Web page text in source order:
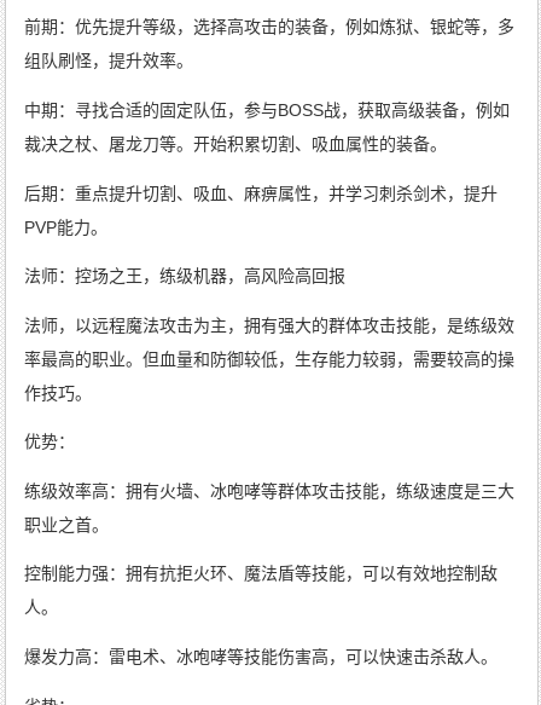
前期：优先提升等级，选择高攻击的装备，例如炼狱、银蛇等，多
组队刷怪，提升效率。
中期：寻找合适的固定队伍，参与BOSS战，获取高级装备，例如
裁决之杖、屠龙刀等。开始积累切割、吸血属性的装备。
后期：重点提升切割、吸血、麻痹属性，并学习刺杀剑术，提升
PVP能力。
法师：控场之王，练级机器，高风险高回报
法师，以远程魔法攻击为主，拥有强大的群体攻击技能，是练级效
率最高的职业。但血量和防御较低，生存能力较弱，需要较高的操
作技巧。
优势：
练级效率高：拥有火墙、冰咆哮等群体攻击技能，练级速度是三大
职业之首。
控制能力强：拥有抗拒火环、魔法盾等技能，可以有效地控制敌
人。
爆发力高：雷电术、冰咆哮等技能伤害高，可以快速击杀敌人。